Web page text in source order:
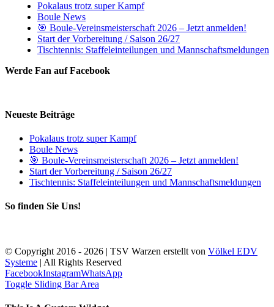
Pokalaus trotz super Kampf
Boule News
🎯 Boule-Vereinsmeisterschaft 2026 – Jetzt anmelden!
Start der Vorbereitung / Saison 26/27
Tischtennis: Staffeleinteilungen und Mannschaftsmeldungen
Werde Fan auf Facebook
Neueste Beiträge
Pokalaus trotz super Kampf
Boule News
🎯 Boule-Vereinsmeisterschaft 2026 – Jetzt anmelden!
Start der Vorbereitung / Saison 26/27
Tischtennis: Staffeleinteilungen und Mannschaftsmeldungen
So finden Sie Uns!
© Copyright 2016 - 2026 | TSV Warzen erstellt von Völkel EDV
Systeme | All Rights Reserved
FacebookInstagramWhatsApp
Toggle Sliding Bar Area